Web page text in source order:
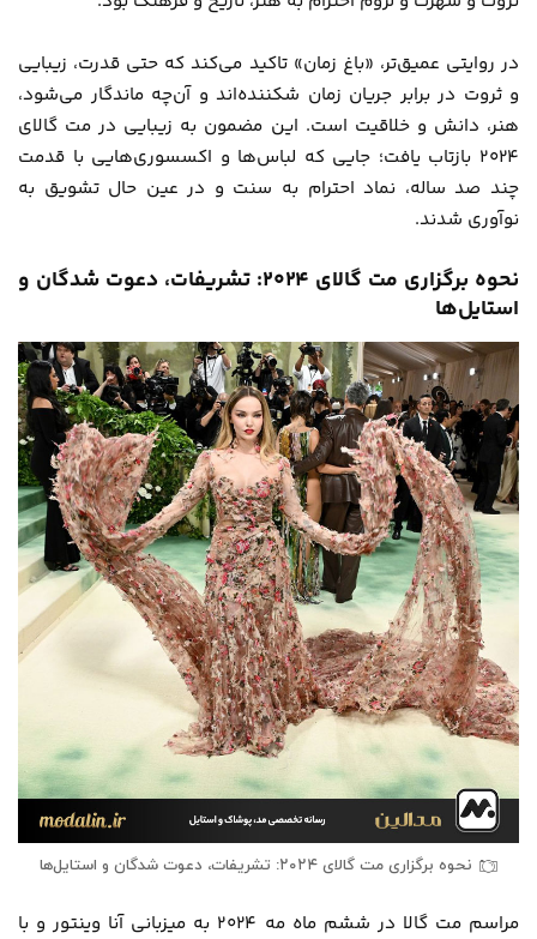
در روایتی عمیق‌تر، «باغ زمان» تاکید می‌کند که حتی قدرت، زیبایی
و ثروت در برابر جریان زمان شکننده‌اند و آن‌چه ماندگار می‌شود،
هنر، دانش و خلاقیت است. این مضمون به زیبایی در مت گالای
۲۰۲۴ بازتاب یافت؛ جایی که لباس‌ها و اکسسوری‌هایی با قدمت
چند صد ساله، نماد احترام به سنت و در عین حال تشویق به
نوآوری شدند.
نحوه برگزاری مت گالای ۲۰۲۴: تشریفات، دعوت شدگان و
استایل‌ها
نحوه برگزاری مت گالای ۲۰۲۴: تشریفات، دعوت شدگان و استایل‌ها
مراسم مت گالا در ششم ماه مه ۲۰۲۴ به میزبانی آنا وینتور و با